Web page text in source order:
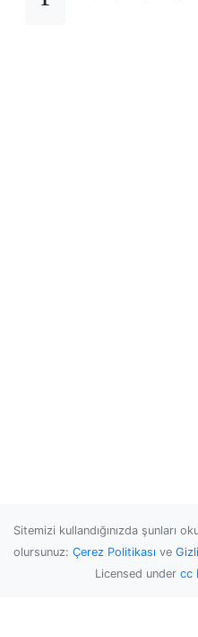
Sitemizi kullandığınızda şunları
olursunuz: Çerez Politikası ve
Licensed under cc